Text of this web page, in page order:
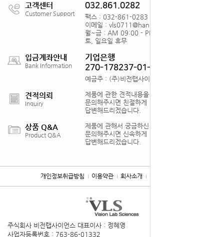
고객센터
Customer Support
032.861.0282
팩스 : 032-861-0283
이메일 : vls0711@hanmail.net
월~금 : AM 09:00 - PM18:00
토, 일요일 휴무
입금계좌안내
Bank Information
기업은행
270-178237-01-012
예금주 : (주)비전랩사이언스
견적의뢰
Inquiry
제품에 관한 견적내용을
문의해주시면 친절하게
답변해드리겠습니다.
상품 Q&A
Product Q&A
제품에 관해서 궁금하신 점을
문의해주시면 신속하게
답변해드리겠습니다.
개인정보취급방침 이용약관 회사소개 찾아오시는 길
주식회사 비전랩사이언스 대표이사 : 정혜영
사업자등록번호 : 763-86-01332